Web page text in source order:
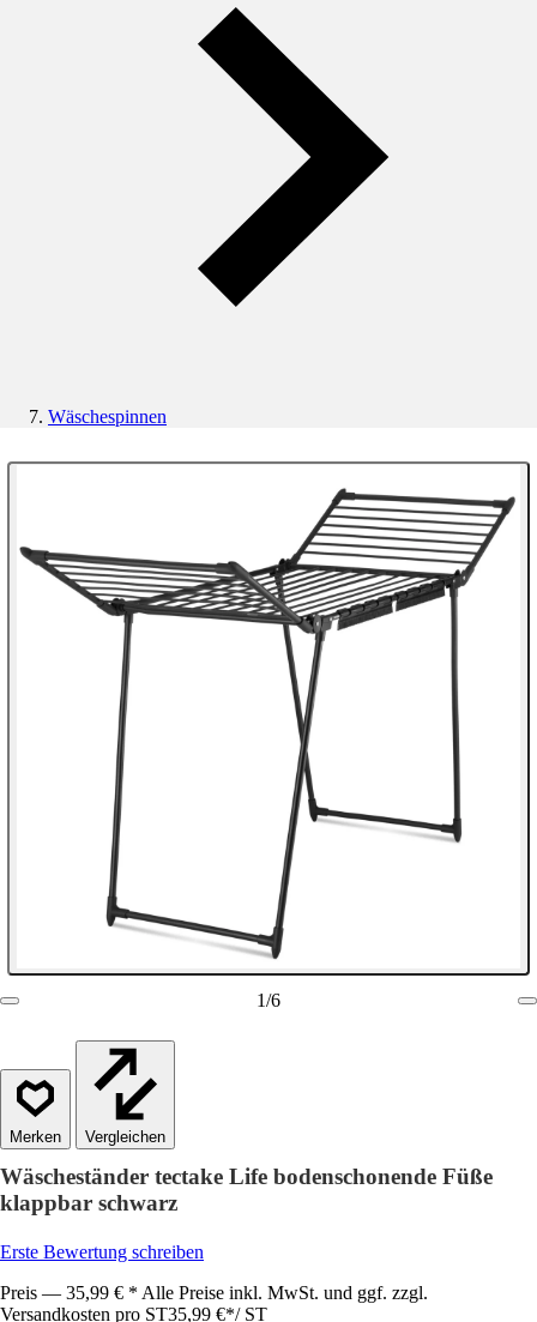
Wäschespinnen
1/6
Vergleichen
Wäscheständer tectake Life bodenschonende Füße
klappbar schwarz
Erste Bewertung schreiben
Preis — 35,99 € * Alle Preise inkl. MwSt. und ggf. zzgl.
Versandkosten pro ST35,99 €*/ ST